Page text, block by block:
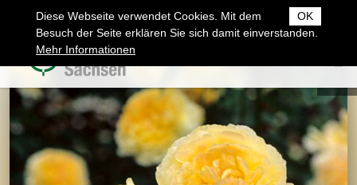
OK
Diese Webseite verwendet Cookies. Mit dem
Besuch der Seite erklären Sie sich damit einverstanden.
Mehr Informationen